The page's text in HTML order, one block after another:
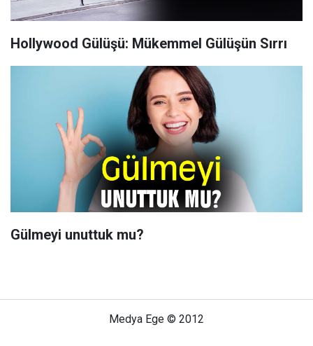
Hollywood Gülüşü: Mükemmel Gülüşün Sırrı
Gülmeyi unuttuk mu?
Medya Ege © 2012